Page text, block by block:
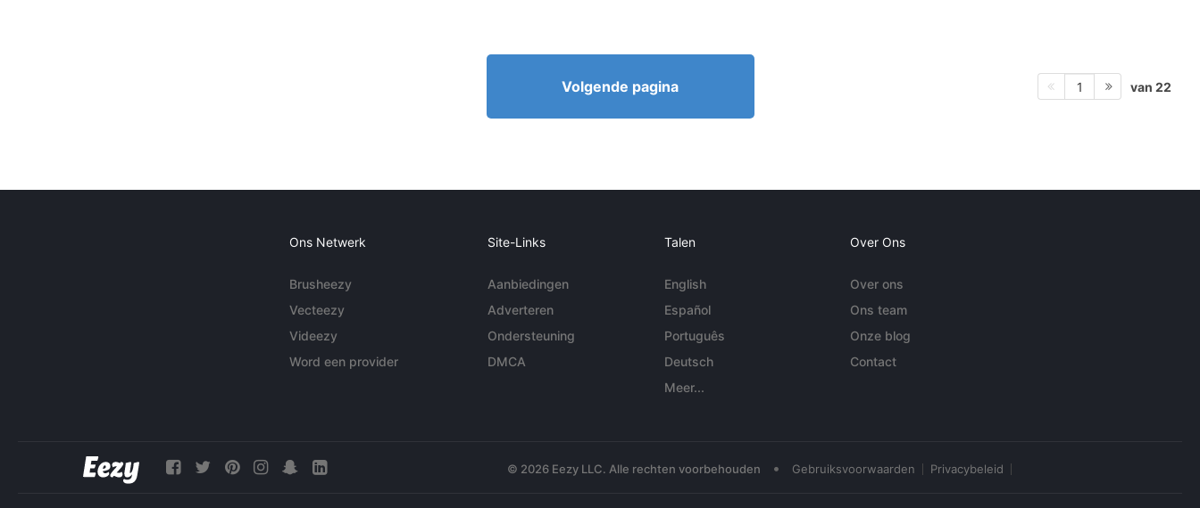
Volgende pagina 1 van 22
Ons Netwerk
Brusheezy
Vecteezy
Videezy
Word een provider
Site-Links
Aanbiedingen
Adverteren
Ondersteuning
DMCA
Talen
English
Español
Português
Deutsch
Meer...
Over Ons
Over ons
Ons team
Onze blog
Contact
© 2026 Eezy LLC. Alle rechten voorbehouden • Gebruiksvoorwaarden Privacybeleid